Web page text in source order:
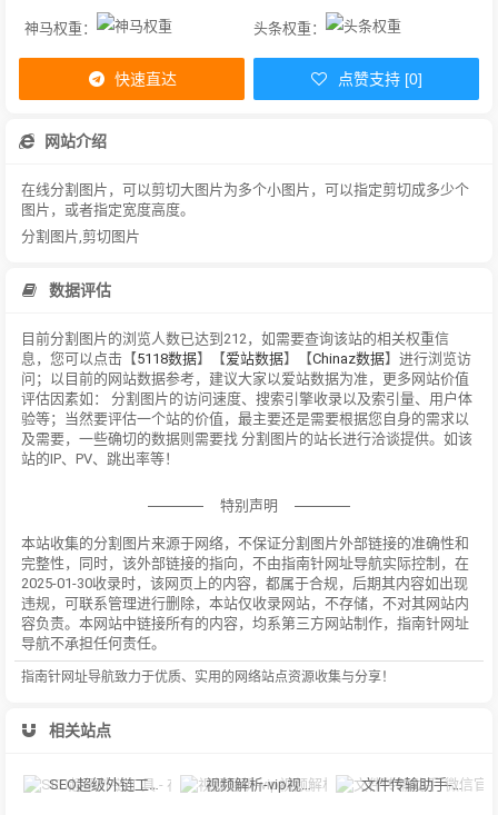
神马权重： 头条权重：
快速直达 点赞支持 [0]
网站介绍
在线分割图片，可以剪切大图片为多个小图片，可以指定剪切成多少个
图片，或者指定宽度高度。
分割图片,剪切图片
数据评估
目前分割图片的浏览人数已达到212，如需要查询该站的相关权重信
息，您可以点击【5118数据】【爱站数据】【Chinaz数据】进行浏览访
问；以目前的网站数据参考，建议大家以爱站数据为准，更多网站价值
评估因素如： 分割图片的访问速度、搜索引擎收录以及索引量、用户体
验等；当然要评估一个站的价值，最主要还是需要根据您自身的需求以
及需要，一些确切的数据则需要找 分割图片的站长进行洽谈提供。如该
站的IP、PV、跳出率等！
特别声明
本站收集的分割图片来源于网络，不保证分割图片外部链接的准确性和
完整性，同时，该外部链接的指向，不由指南针网址导航实际控制，在
2025-01-30收录时，该网页上的内容，都属于合规，后期其内容如出现
违规，可联系管理进行删除，本站仅收录网站，不存储，不对其网站内
容负责。本网站中链接所有的内容，均系第三方网站制作，指南针网址
导航不承担任何责任。
指南针网址导航致力于优质、实用的网络站点资源收集与分享！
相关站点
SEO超级外链工具 - 在线批量发布外链_免费外链发布工具 视频解析-vip视频解析，建议使用谷歌浏览器。 文件传输助手-微信官方在线传文件，微信文件传输助手网页版，使用手机微信扫码传输文件！